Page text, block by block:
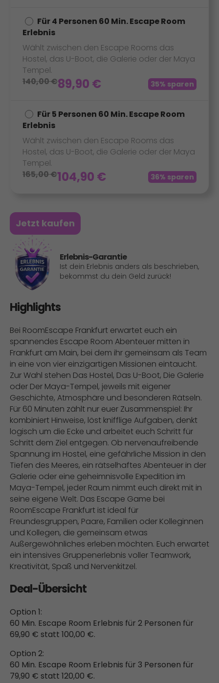
Für 4 Personen 60 Min. Escape Room
Erlebnis
Wählt zwischen den Escape Rooms das
Hostel, das U-Boot, die Galerie oder der Maya
Tempel.
140,00€89,90 € 35% sparen
Für 5 Personen 60 Min. Escape Room
Erlebnis
Wählt zwischen den Escape Rooms das
Hostel, das U-Boot, die Galerie oder der Maya
Tempel.
165,00€104,90 € 36% sparen
Jetzt kaufen
Erlebnis-Garantie
Ist dein Erlebnis anders als beschrieben,
bekommst du dein Geld zurück!
Highlights
Bei RoomEscape Frankfurt erwartet euch ein
spannendes Escape Room Abenteuer mitten in
Frankfurt am Main, bei dem ihr gemeinsam als Team
in eine von vier einzigartigen Missionen eintaucht.
Zur Wahl stehen Das Hostel, Das U-Boot, Die Galerie
oder Der Maya-Tempel, jeweils mit eigener
Geschichte, Atmosphäre und besonderen Rätseln.
Für 60 Minuten zählt nur euer Zusammenspiel: Ihr
kombiniert Hinweise, löst knifflige Aufgaben, denkt
logisch um die Ecke und arbeitet euch Schritt für
Schritt dem Ziel entgegen. Ob nervenaufreibende
Spannung im Hostel, eine gefährliche Mission in den
Tiefen des Meeres, ein rätselhaftes Abenteuer in der
Galerie oder eine geheimnisvolle Expedition im
Maya-Tempel, jeder Raum nimmt euch direkt mit in
seine eigene Welt. Das Escape Game bei
RoomEscape Frankfurt ist ideal für
Freundesgruppen, Paare, Familien oder Kolleginnen
und Kollegen, die gemeinsam etwas
Außergewöhnliches erleben möchten. Euch erwartet
ein intensives Gruppenerlebnis voller Teamwork,
Kreativität, Spaß und Nervenkitzel.
Deal-Übersicht
Option 1:
60 Min. Escape Room Erlebnis für 2 Personen für
69,90 € statt 100,00 €.
Option 2:
60 Min. Escape Room Erlebnis für 3 Personen für
79,90 € statt 120,00 €.